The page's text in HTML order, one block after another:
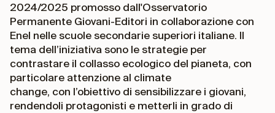
2024/2025 promosso dall'Osservatorio
Permanente Giovani-Editori in collaborazione con
Enel nelle scuole secondarie superiori italiane. Il
tema dell’iniziativa sono le strategie per
contrastare il collasso ecologico del pianeta, con
particolare attenzione al climate
change, con l’obiettivo di sensibilizzare i giovani,
rendendoli protagonisti e metterli in grado di